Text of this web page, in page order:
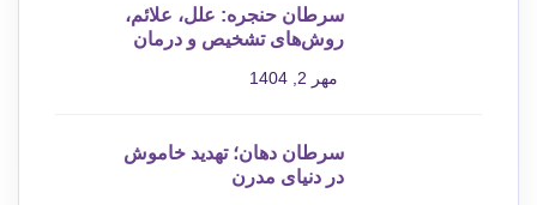
سرطان حنجره: علل، علائم،
روش‌های تشخیص و درمان
مهر 2, 1404
سرطان دهان؛ تهدید خاموش
در دنیای مدرن